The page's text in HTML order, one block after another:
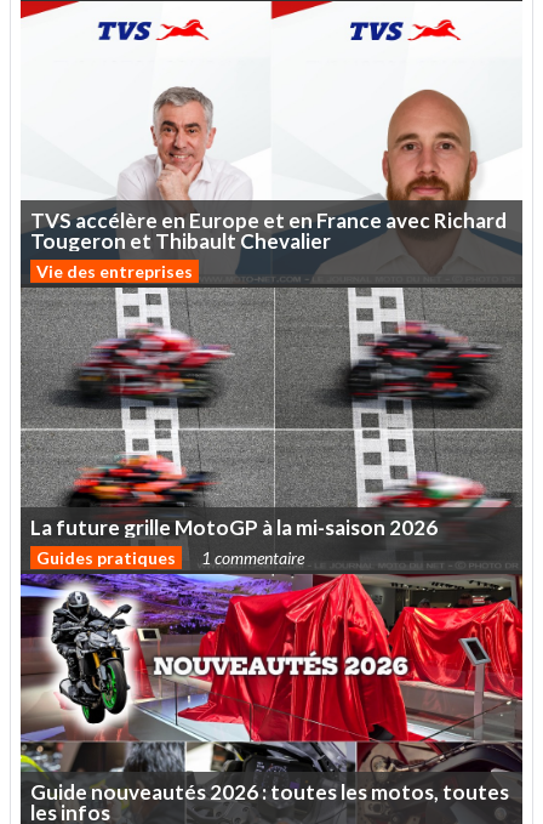
TVSaccélère enEurope et enFrance avecRichard
Tougeron et Thibault Chevalier
Vie des entreprises
Lafuturegrille MotoGP àlami-saison 2026
Guides pratiques 1 commentaire
Guidenouveautés2026:touteslesmotos,toutes
lesinfos